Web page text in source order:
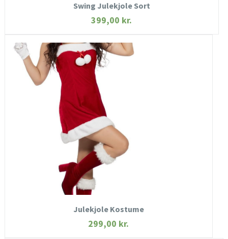
Swing Julekjole Sort
399,00 kr.
HURTIGT KIG
SE MERE
Julekjole Kostume
299,00 kr.